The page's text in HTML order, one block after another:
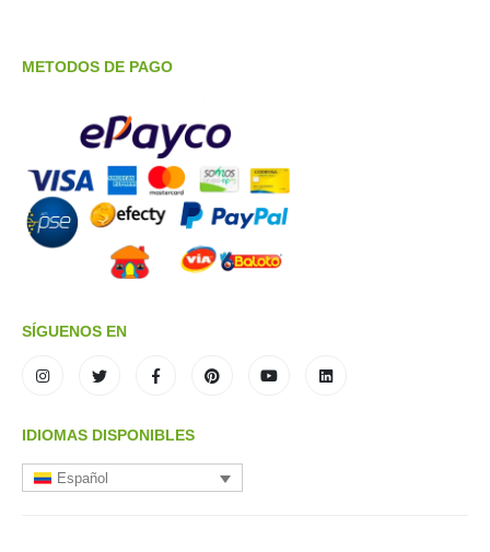
METODOS DE PAGO
SÍGUENOS EN
IDIOMAS DISPONIBLES
Español